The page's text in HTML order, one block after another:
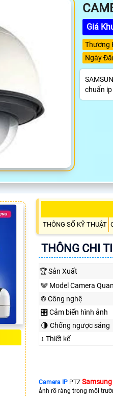
Giá
Thương
Ngày
chuẩn
THÔNG SỐ KỸ THUẬT
THÔNG CHI
🏆 Sản Xuất
🕎 Model Camera
®️ Công nghệ
🎛 Cảm biến hình ảnh
🌗 Chống ngược sáng
↕️ Thiết kế
Camera IP PTZ
ảnh rõ ràng trong môi